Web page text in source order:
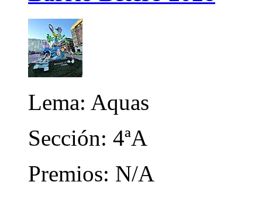
Lema: Aquas
Sección: 4ªA
Premios: N/A